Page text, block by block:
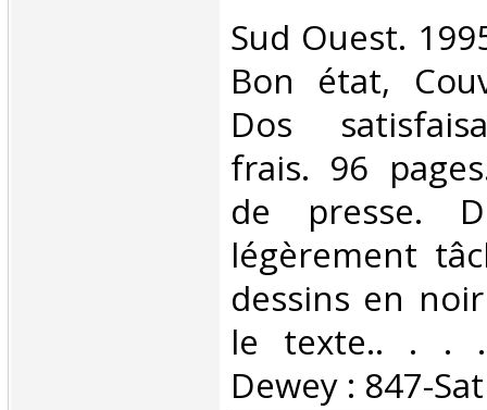
‎Sud Ouest.
Bon état,
Dos
frais. 96
de presse.
légèrement
dessins en
le texte.. . . .
Dewey : 847-